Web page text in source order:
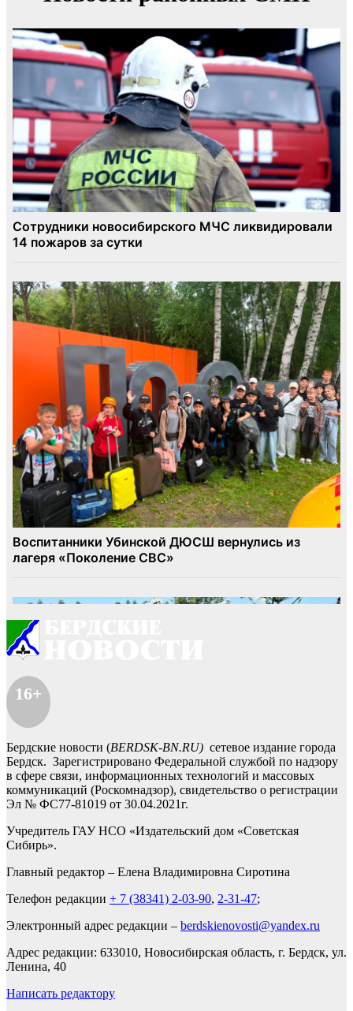
16+
Бердские новости (BERDSK-BN.RU) сетевое издание города
Бердск. Зарегистрировано Федеральной службой по надзору
в сфере связи, информационных технологий и массовых
коммуникаций (Роскомнадзор), свидетельство о регистрации
Эл № ФС77-81019 от 30.04.2021г.
Учредитель ГАУ НСО «Издательский дом «Советская
Сибирь».
Главный редактор – Елена Владимировна Сиротина
Телефон редакции + 7 (38341) 2-03-90, 2-31-47;
Электронный адрес редакции – berdskienovosti@yandex.ru
Адрес редакции: 633010, Новосибирская область, г. Бердск, ул.
Ленина, 40
Написать редактору